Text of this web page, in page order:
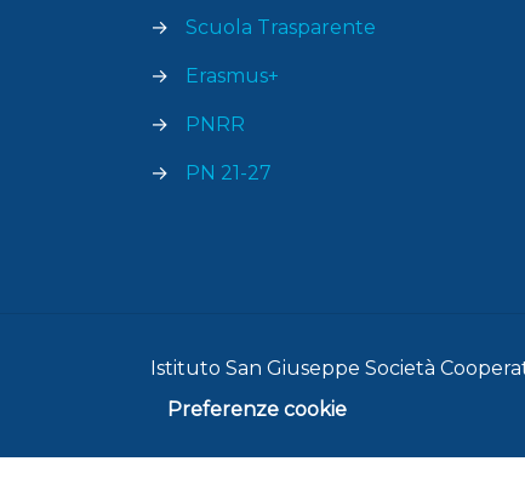
→ Scuola Trasparente
→ Erasmus+
→ PNRR
→ PN 21-27
Istituto San Giuseppe Società
Preferenze cookie